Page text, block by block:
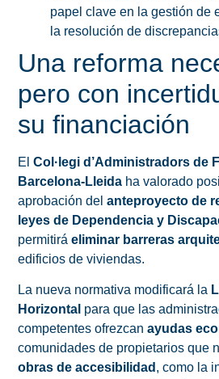
papel clave en la gestión de
la resolución de
Una reforma
pero con
su financiación
El Col·legi d’Administradors de
Barcelona-Lleida ha valorado
aprobación del anteproyecto de
leyes de Dependencia y
permitirá eliminar barreras
edificios de viviendas.
La nueva normativa modificará la
Horizontal para que las
competentes ofrezcan ayudas
comunidades de propietarios que
obras de accesibilidad , como la